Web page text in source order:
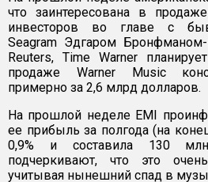
что заинтересована в
инвесторов во главе с
Seagram Эдгаром
Reuters, Time Warner
продаже Warner Music
примерно за 2,6 млрд долларов.
На прошлой неделе EMI
ее прибыль за полгода (на
0,9% и составила 130
подчеркивают, что это
учитывая нынешний спад в